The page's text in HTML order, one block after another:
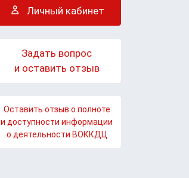
Личный кабинет
Задать вопрос
и оставить отзыв
Оставить отзыв о полноте
и доступности информации
о деятельности ВОККДЦ